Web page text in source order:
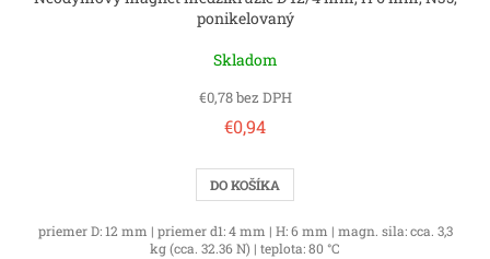
ponikelovaný
Skladom
€0,78 bez DPH
€0,94
DO KOŠÍKA
priemer D: 12 mm | priemer d1: 4 mm | H: 6 mm | magn. sila: cca. 3,3
kg (cca. 32.36 N) | teplota: 80 °C